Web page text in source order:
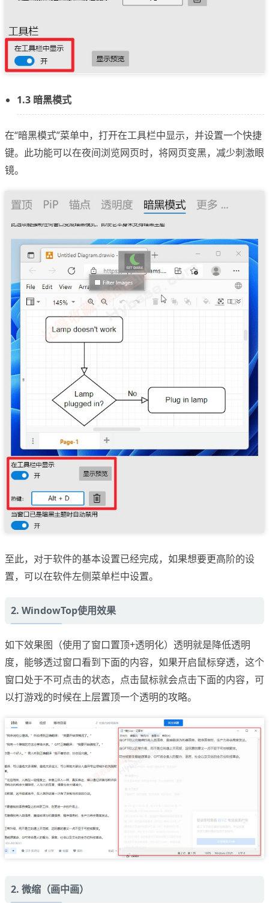
1.3 暗黑模式
在“暗黑模式”菜单中，打开在工具栏中显示，并设置一个快捷
键。此功能可以在夜间浏览网页时，将网页变黑，减少刺激眼
镜。
至此，对于软件的基本设置已经完成，如果想要更高阶的设
置，可以在软件左侧菜单栏中设置。
2. WindowTop使用效果
如下效果图（使用了窗口置顶+透明化）透明就是降低透明
度，能够透过窗口看到下面的内容，如果开启鼠标穿透，这个
窗口处于不可点击的状态，点击鼠标就会点击下面的内容，可
以打游戏的时候在上层置顶一个透明的攻略。
2. 微缩（画中画）